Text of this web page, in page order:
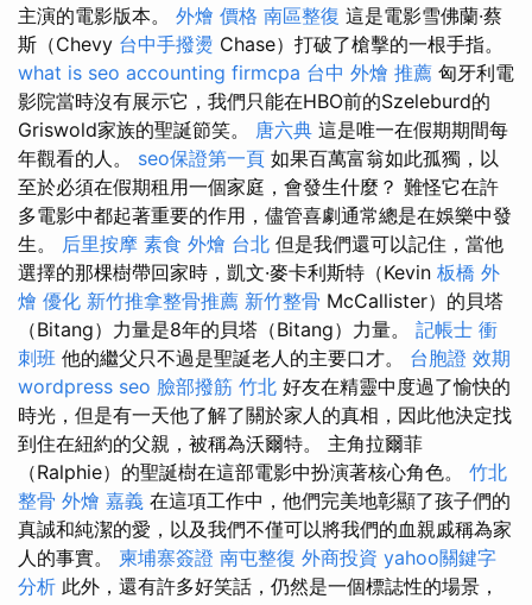
主演的電影版本。 外燴 價格 南區整復 這是電影雪佛蘭·蔡
斯（Chevy 台中手撥燙 Chase）打破了槍擊的一根手指。
what is seo accounting firmcpa 台中 外燴 推薦 匈牙利電
影院當時沒有展示它，我們只能在HBO前的Szeleburd的
Griswold家族的聖誕節笑。 唐六典 這是唯一在假期期間每
年觀看的人。 seo保證第一頁 如果百萬富翁如此孤獨，以
至於必須在假期租用一個家庭，會發生什麼？ 難怪它在許
多電影中都起著重要的作用，儘管喜劇通常總是在娛樂中發
生。 后里按摩 素食 外燴 台北 但是我們還可以記住，當他
選擇的那棵樹帶回家時，凱文·麥卡利斯特（Kevin 板橋 外
燴 優化 新竹推拿整骨推薦 新竹整骨 McCallister）的貝塔
（Bitang）力量是8年的貝塔（Bitang）力量。 記帳士 衝
刺班 他的繼父只不過是聖誕老人的主要口才。 台胞證 效期
wordpress seo 臉部撥筋 竹北 好友在精靈中度過了愉快的
時光，但是有一天他了解了關於家人的真相，因此他決定找
到住在紐約的父親，被稱為沃爾特。 主角拉爾菲
（Ralphie）的聖誕樹在這部電影中扮演著核心角色。 竹北
整骨 外燴 嘉義 在這項工作中，他們完美地彰顯了孩子們的
真誠和純潔的愛，以及我們不僅可以將我們的血親戚稱為家
人的事實。 柬埔寨簽證 南屯整復 外商投資 yahoo關鍵字
分析 此外，還有許多好笑話，仍然是一個標誌性的場景，